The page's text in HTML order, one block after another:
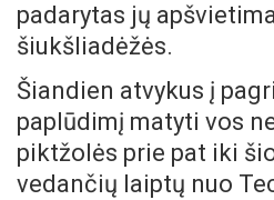
padarytas jų
šiukšliadėžės.
Šiandien atvykus į
paplūdimį matyti vos
piktžolės prie pat iki
vedančių laiptų nuo